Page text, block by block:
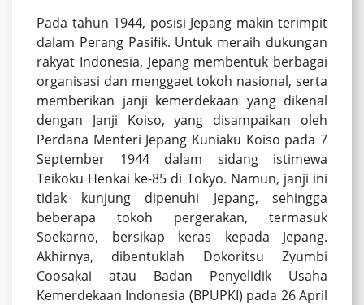
Pada tahun 1944, posisi Jepang makin terimpit
dalam Perang Pasifik. Untuk meraih dukungan
rakyat Indonesia, Jepang membentuk berbagai
organisasi dan menggaet tokoh nasional, serta
memberikan janji kemerdekaan yang dikenal
dengan Janji Koiso, yang disampaikan oleh
Perdana Menteri Jepang Kuniaku Koiso pada 7
September 1944 dalam sidang istimewa
Teikoku Henkai ke-85 di Tokyo. Namun, janji ini
tidak kunjung dipenuhi Jepang, sehingga
beberapa tokoh pergerakan, termasuk
Soekarno, bersikap keras kepada Jepang.
Akhirnya, dibentuklah Dokoritsu Zyumbi
Coosakai atau Badan Penyelidik Usaha
Kemerdekaan Indonesia (BPUPKI) pada 26 April